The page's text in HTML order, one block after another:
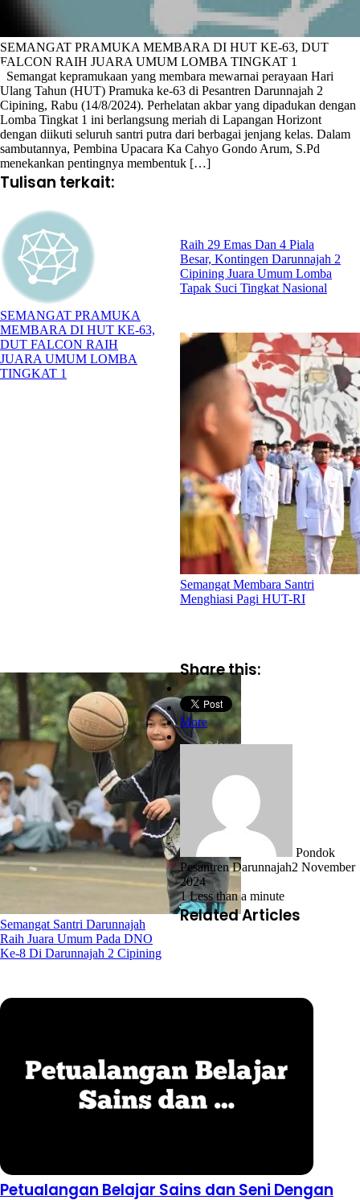
SEMANGAT PRAMUKA MEMBARA DI HUT KE-63, DUT
FALCON RAIH JUARA UMUM LOMBA TINGKAT 1
Semangat kepramukaan yang membara mewarnai perayaan Hari
Ulang Tahun (HUT) Pramuka ke-63 di Pesantren Darunnajah 2
Cipining, Rabu (14/8/2024). Perhelatan akbar yang dipadukan dengan
Lomba Tingkat 1 ini berlangsung meriah di Lapangan Horizont
dengan diikuti seluruh santri putra dari berbagai jenjang kelas. Dalam
sambutannya, Pembina Upacara Ka Cahyo Gondo Arum, S.Pd
menekankan pentingnya membentuk […]
Tulisan terkait:
SEMANGAT PRAMUKA
MEMBARA DI HUT KE-63,
DUT FALCON RAIH
JUARA UMUM LOMBA
TINGKAT 1
Raih 29 Emas Dan 4 Piala
Besar, Kontingen Darunnajah 2
Cipining Juara Umum Lomba
Tapak Suci Tingkat Nasional
Semangat Membara Santri
Menghiasi Pagi HUT-RI
Semangat Santri Darunnajah
Raih Juara Umum Pada DNO
Ke-8 Di Darunnajah 2 Cipining
Share this:
More
Pondok
Pesantren Darunnajah2 November
2024
1Less than a minute
Related Articles
Petualangan Belajar Sains dan Seni Dengan